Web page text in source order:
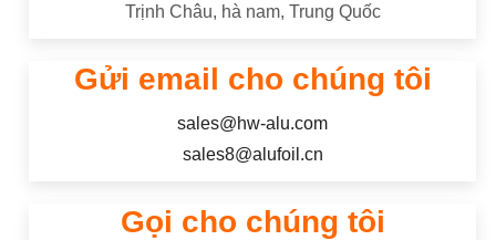
Trịnh Châu, hà nam, Trung Quốc
Gửi email cho chúng tôi
sales@hw-alu.com
sales8@alufoil.cn
Gọi cho chúng tôi